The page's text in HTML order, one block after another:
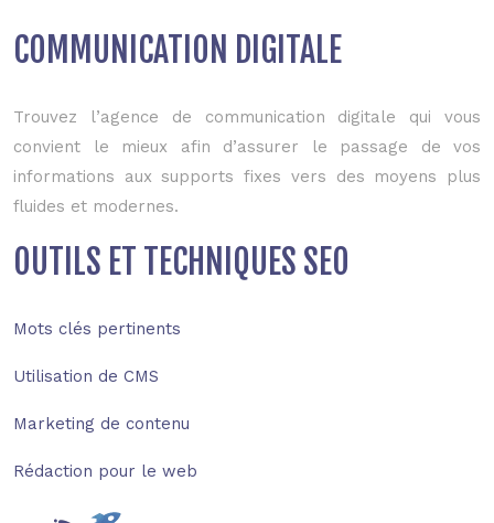
COMMUNICATION DIGITALE
Trouvez l’agence de communication digitale qui vous
convient le mieux afin d’assurer le passage de vos
informations aux supports fixes vers des moyens plus
fluides et modernes.
OUTILS ET TECHNIQUES SEO
Mots clés pertinents
Utilisation de CMS
Marketing de contenu
Rédaction pour le web